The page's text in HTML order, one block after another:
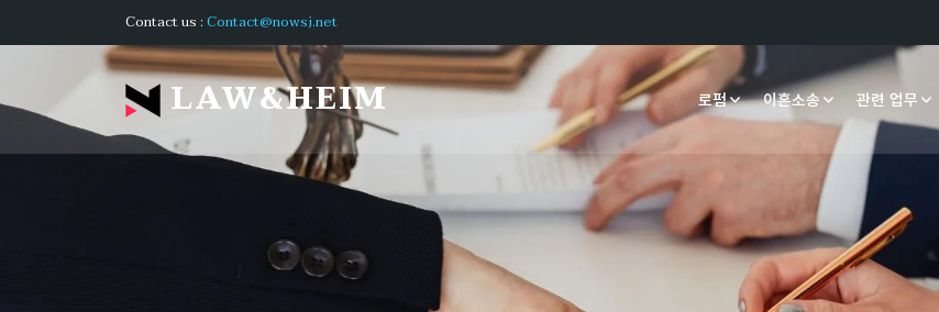
Contact us :Contact@nowsj.net
LAW&HEIM 로펌 이혼소송 관련 업무